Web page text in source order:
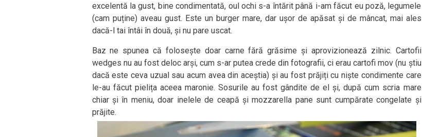
excelentă la gust, bine condimentată, oul ochi s-a întărit până i-am făcut eu poză, legumele
(cam puține) aveau gust. Este un burger mare, dar ușor de apăsat și de mâncat, mai ales
dacă-l tai întâi în două, și nu pare uscat.
Baz ne spunea că folosește doar carne fără grăsime și aprovizionează zilnic. Cartofii
wedges nu au fost deloc arși, cum s-ar putea crede din fotografii, ci erau cartofi mov (nu știu
dacă este ceva uzual sau acum avea din aceștia) și au fost prăjiți cu niște condimente care
le-au făcut pielița aceea maronie. Sosurile au fost gândite de el și, după cum scria mare
chiar și în meniu, doar inelele de ceapă și mozzarella pane sunt cumpărate congelate și
prăjite.